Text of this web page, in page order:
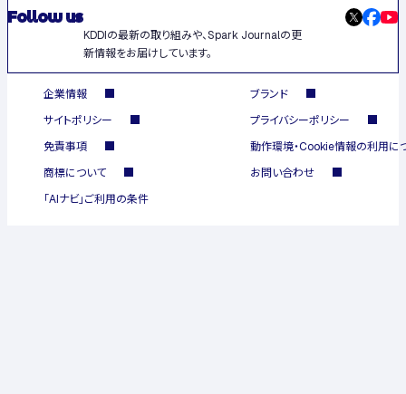
Follow us
KDDIの最新の取り組みや、Spark Journalの更
新情報をお届けしています。
企業情報
ブランド
サイトポリシー
プライバシーポリシー
免責事項
動作環境・Cookie情報の利用に
商標について
お問い合わせ
「AIナビ」ご利用の条件